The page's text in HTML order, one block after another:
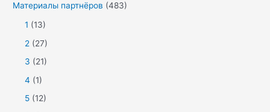
Материалы партнёров (483)
1 (13)
2 (27)
3 (21)
4 (1)
5 (12)